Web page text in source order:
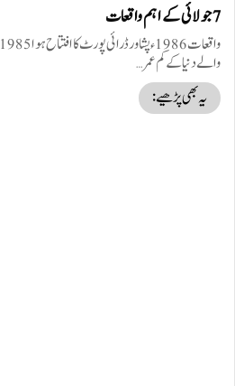
7 جولائی کے اہم واقعات
والے دنیا کے کم عمر…
یہ بھی پڑھیے: